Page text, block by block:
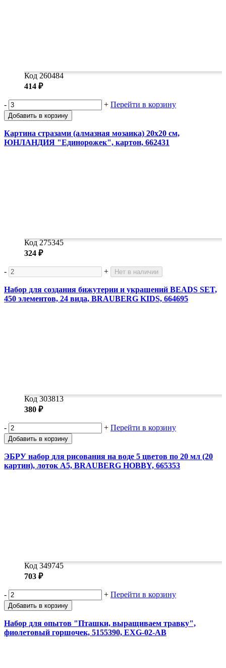
Код 260484
414 ₽
- + Перейти в корзину
Добавить в корзину
Картина стразами (алмазная мозаика) 20х20 см,
ЮНЛАНДИЯ "Единорожек", картон, 662431
Код 275345
324 ₽
- + Нет в наличии
Набор для создания бижутерии и украшений BEADS SET,
450 элементов, 24 вида, BRAUBERG KIDS, 664695
Код 303813
380 ₽
- + Перейти в корзину
Добавить в корзину
ЭБРУ набор для рисования на воде 5 цветов по 20 мл (20
картин), лоток А5, BRAUBERG HOBBY, 665353
Код 349745
703 ₽
- + Перейти в корзину
Добавить в корзину
Набор для опытов "Пташки, выращиваем травку",
фиолетовый горшочек, 5155390, EXG-02-AB